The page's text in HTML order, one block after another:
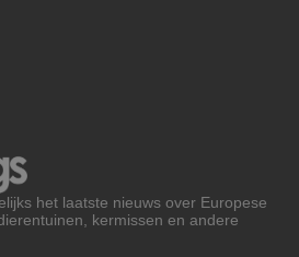
het laatste nieuws over Europese
kermissen en andere